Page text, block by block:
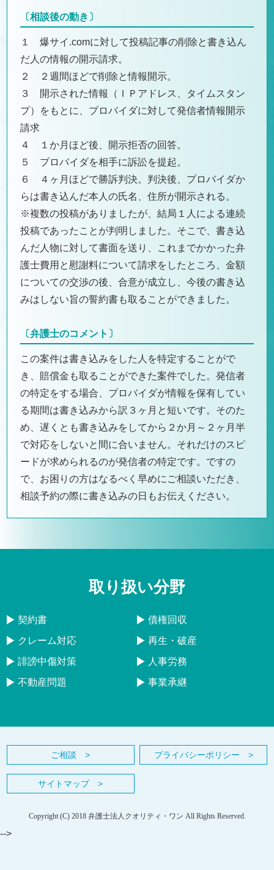
〔相談後の動き〕
１ 爆サイ.comに対して投稿記事の削除と書き込ん
だ人の情報の開示請求。
２ ２週間ほどで削除と情報開示。
３ 開示された情報（ＩＰアドレス、タイムスタン
プ）をもとに、プロバイダに対して発信者情報開示
請求
４ １か月ほど後、開示拒否の回答。
５ プロバイダを相手に訴訟を提起。
６ ４ヶ月ほどで勝訴判決。判決後、プロバイダか
らは書き込んだ本人の氏名、住所が開示される。
※複数の投稿がありましたが、結局１人による連続
投稿であったことが判明しました。そこで、書き込
んだ人物に対して書面を送り、これまでかかった弁
護士費用と慰謝料について請求をしたところ、金額
についての交渉の後、合意が成立し、今後の書き込
みはしない旨の誓約書も取ることができました。
〔弁護士のコメント〕
この案件は書き込みをした人を特定することがで
き、賠償金も取ることができた案件でした。発信者
の特定をする場合、プロバイダが情報を保有してい
る期間は書き込みから訳３ヶ月と短いです。そのた
め、遅くとも書き込みをしてから２か月～２ヶ月半
で対応をしないと間に合いません。それだけのスピ
ードが求められるのが発信者の特定です。ですの
で、お困りの方はなるべく早めにご相談いただき、
相談予約の際に書き込みの日もお伝えください。
取り扱い分野
契約書
債権回収
クレーム対応
再生・破産
誹謗中傷対策
人事労務
不動産問題
事業承継
ご相談 > プライバシーポリシー >
サイトマップ >
Copyright (C) 2018 弁護士法人クオリティ・ワン All Rights Reserved.
-->